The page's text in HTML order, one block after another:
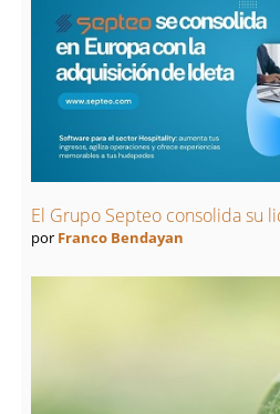
El Grupo Septeo consolida su
por Franco Bendayan